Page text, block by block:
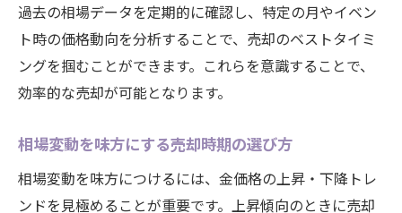
過去の相場データを定期的に確認し、特定の月やイベン
ト時の価格動向を分析することで、売却のベストタイミ
ングを掴むことができます。これらを意識することで、
効率的な売却が可能となります。
相場変動を味方にする売却時期の選び方
相場変動を味方につけるには、金価格の上昇・下降トレ
ンドを見極めることが重要です。上昇傾向のときに売却